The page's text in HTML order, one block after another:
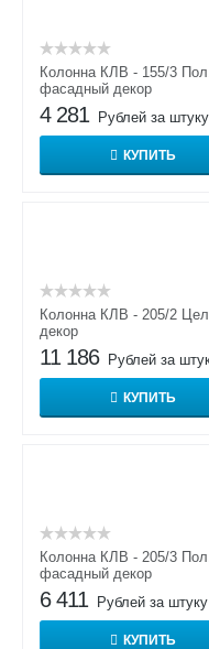
Колонна КЛВ - 155/3
фасадный декор
4 281 Рублей за штуку
КУПИТЬ
Колонна КЛВ - 205/2
декор
11 186 Рублей за
КУПИТЬ
Колонна КЛВ - 205/3
фасадный декор
6 411 Рублей за штуку
КУПИТЬ